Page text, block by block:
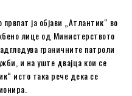
ја објави „Атлантик“ во
лице од Министерството
граничните патроли
и на уште двајца кои се
исто така рече дека се